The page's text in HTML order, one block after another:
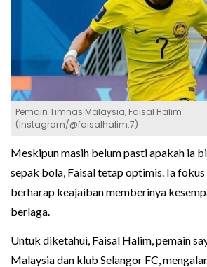
Pemain Timnas Malaysia, Faisal Halim
(Instagram/@faisalhalim.7)
Meskipun masih belum pasti apakah ia
sepak bola, Faisal tetap optimis. Ia fokus
berharap keajaiban memberinya
berlaga.
Untuk diketahui, Faisal Halim, pemain
Malaysia dan klub Selangor FC,